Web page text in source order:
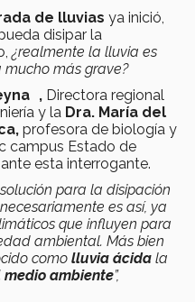
de lluvias ya inició,
disipar la
¿realmente la lluvia es
más grave?
, Directora regional
y la Dra. María del
profesora de biología y
campus Estado de
esta interrogante.
para la disipación
es así, ya
que influyen para
ambiental. Más bien
como lluvia ácida la
medio ambiente”,